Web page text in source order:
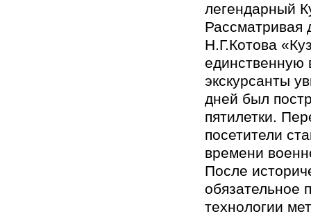
легендарный
Рассматривая
Н.Г.Котова
единственную
экскурсанты
дней был
пятилетки.
посетители
времени
После
обязательное
технологии